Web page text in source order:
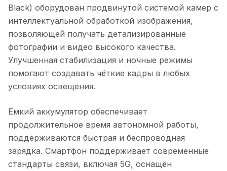
Black) оборудован продвинутой системой камер с
интеллектуальной обработкой изображения,
позволяющей получать детализированные
фотографии и видео высокого качества.
Улучшенная стабилизация и ночные режимы
помогают создавать чёткие кадры в любых
условиях освещения.
Ёмкий аккумулятор обеспечивает
продолжительное время автономной работы,
поддерживаются быстрая и беспроводная
зарядка. Смартфон поддерживает современные
стандарты связи, включая 5G, оснащён